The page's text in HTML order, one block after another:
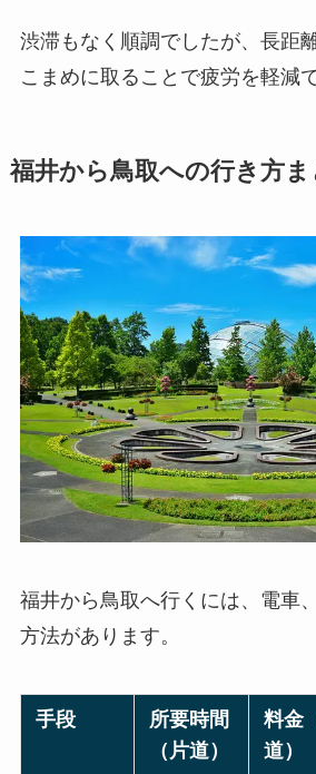
渋滞もなく順調でしたが、長距
こまめに取ることで疲労を軽減
福井から鳥取への行き方ま
福井から鳥取へ行くには、電車
方法があります。
手段
所要時間
（片道）
料金
道）